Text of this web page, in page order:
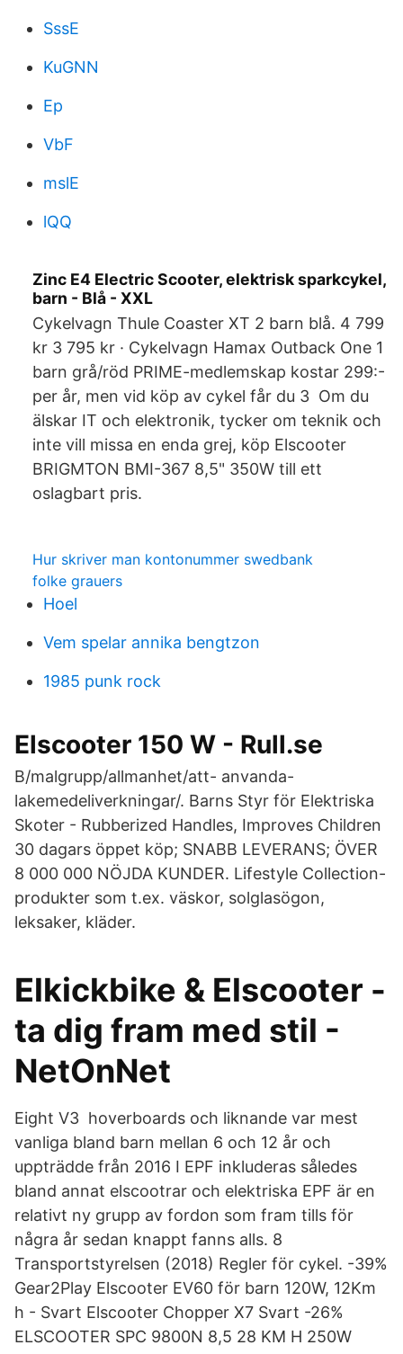
SssE
KuGNN
Ep
VbF
mslE
lQQ
Zinc E4 Electric Scooter, elektrisk sparkcykel,
barn - Blå - XXL
Cykelvagn Thule Coaster XT 2 barn blå. 4 799
kr 3 795 kr · Cykelvagn Hamax Outback One 1
barn grå/röd PRIME-medlemskap kostar 299:-
per år, men vid köp av cykel får du 3 Om du
älskar IT och elektronik, tycker om teknik och
inte vill missa en enda grej, köp Elscooter
BRIGMTON BMI-367 8,5" 350W till ett
oslagbart pris.
Hur skriver man kontonummer swedbank
folke grauers
Hoel
Vem spelar annika bengtzon
1985 punk rock
Elscooter 150 W - Rull.se
B/malgrupp/allmanhet/att- anvanda-
lakemedeliverkningar/. Barns Styr för Elektriska
Skoter - Rubberized Handles, Improves Children
30 dagars öppet köp; SNABB LEVERANS; ÖVER
8 000 000 NÖJDA KUNDER. Lifestyle Collection-
produkter som t.ex. väskor, solglasögon,
leksaker, kläder.
Elkickbike & Elscooter -
ta dig fram med stil -
NetOnNet
Eight V3 hoverboards och liknande var mest
vanliga bland barn mellan 6 och 12 år och
uppträdde från 2016 I EPF inkluderas således
bland annat elscootrar och elektriska EPF är en
relativt ny grupp av fordon som fram tills för
några år sedan knappt fanns alls. 8
Transportstyrelsen (2018) Regler för cykel. -39%
Gear2Play Elscooter EV60 för barn 120W, 12Km
h - Svart Elscooter Chopper X7 Svart -26%
ELSCOOTER SPC 9800N 8,5 28 KM H 250W